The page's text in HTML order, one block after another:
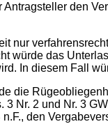
den
nur
würde das
In diesem Fall
die
3 Nr. 2 und Nr. 3
n.F., den